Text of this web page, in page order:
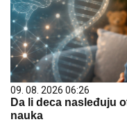
09. 08. 2026 06:26
Da li deca nasleđuju
nauka